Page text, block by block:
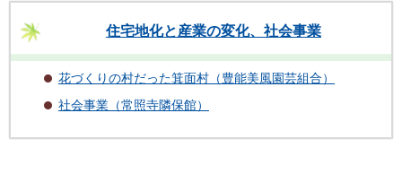
住宅地化と産業の変化、社会事業
花づくりの村だった箕面村（豊能美風園芸組合）
社会事業（常照寺隣保館）